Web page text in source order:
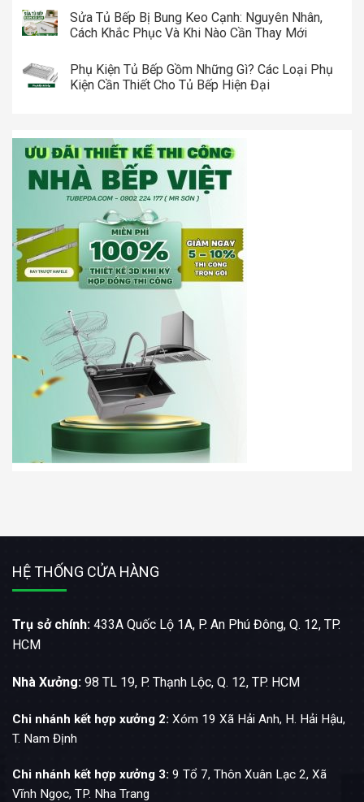
Sửa Tủ Bếp Bị Bung Keo Cạnh: Nguyên Nhân,
Cách Khắc Phục Và Khi Nào Cần Thay Mới
Phụ Kiện Tủ Bếp Gồm Những Gì? Các Loại Phụ
Kiện Cần Thiết Cho Tủ Bếp Hiện Đại
HỆ THỐNG CỬA HÀNG
Trụ sở chính: 433A Quốc Lộ 1A, P. An Phú Đông, Q. 12, TP.
HCM
Nhà Xưởng: 98 TL 19, P. Thạnh Lộc, Q. 12, TP. HCM
Chi nhánh kết hợp xưởng 2: Xóm 19 Xã Hải Anh, H. Hải Hậu,
T. Nam Định
Chi nhánh kết hợp xưởng 3: 9 Tổ 7, Thôn Xuân Lạc 2, Xã
Vĩnh Ngọc, TP. Nha Trang